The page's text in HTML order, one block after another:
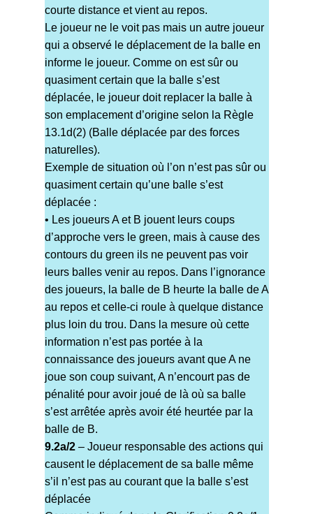
courte distance et vient au repos.
Le joueur ne le voit pas mais un autre joueur
qui a observé le déplacement de la balle en
informe le joueur. Comme on est sûr ou
quasiment certain que la balle s’est
déplacée, le joueur doit replacer la balle à
son emplacement d’origine selon la Règle
13.1d(2) (Balle déplacée par des forces
naturelles).
Exemple de situation où l’on n’est pas sûr ou
quasiment certain qu’une balle s’est
déplacée :
• Les joueurs A et B jouent leurs coups
d’approche vers le green, mais à cause des
contours du green ils ne peuvent pas voir
leurs balles venir au repos. Dans l’ignorance
des joueurs, la balle de B heurte la balle de A
au repos et celle-ci roule à quelque distance
plus loin du trou. Dans la mesure où cette
information n’est pas portée à la
connaissance des joueurs avant que A ne
joue son coup suivant, A n’encourt pas de
pénalité pour avoir joué de là où sa balle
s’est arrêtée après avoir été heurtée par la
balle de B.
9.2a/2– Joueur responsable des actions qui
causent le déplacement de sa balle même
s’il n’est pas au courant que la balle s’est
déplacée